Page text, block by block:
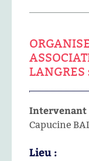
Intervenant
Capucine
Lieu :